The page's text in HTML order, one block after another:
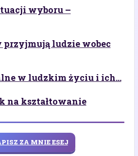
wyboru –
ludzie wobec
w ludzkim życiu i ich...
na kształtowanie
ZA MNIE ESEJ